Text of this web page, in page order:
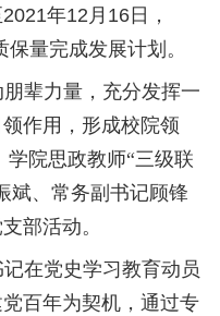
2021年12 月 16 日，
保量完成发展计划。
辈力量，充分发挥一
作用，形成校院领
院思政教师“三级联
斌、常务副书记顾锋
部活动。
在党史学习教育动员
百年为契机，通过专